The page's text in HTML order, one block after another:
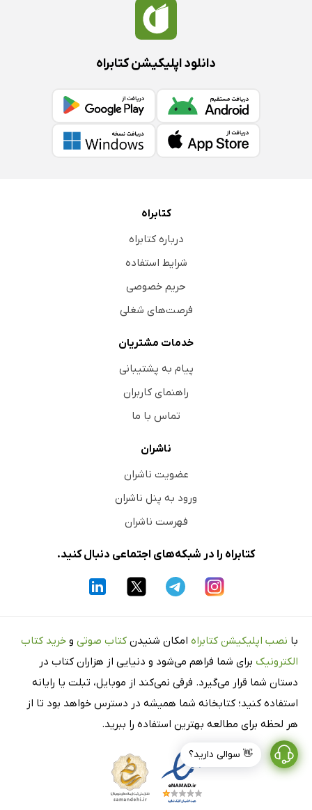
👋 سوالی دارید؟
دانلود اپلیکیشن کتابراه
کتابراه
درباره کتابراه
شرایط استفاده
حریم خصوصی
فرصت‌های شغلی
خدمات مشتریان
پیام به پشتیبانی
راهنمای کاربران
تماس با ما
ناشران
عضویت ناشران
ورود به پنل ناشران
فهرست ناشران
کتابراه را در شبکه‌های اجتماعی دنبال کنید.
با نصب اپلیکیشن کتابراه امکان شنیدن کتاب صوتی و خرید کتاب
الکترونیک برای شما فراهم می‌شود و دنیایی از هزاران کتاب در
دستان شما قرار می‌گیرد. فرقی نمی‌کند از موبایل، تبلت یا رایانه
استفاده کنید؛ کتابخانه شما همیشه در دسترس خواهد بود تا از
هر لحظه برای مطالعه بهترین استفاده را ببرید.